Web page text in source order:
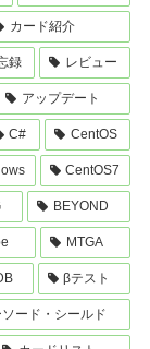
カード紹介
録 レビュー
アップデート
C# CentOS
CentOS7
BEYOND
MTGA
βテスト
ード・シールド